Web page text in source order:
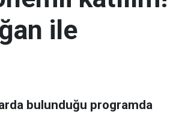
ile
bulunduğu programda